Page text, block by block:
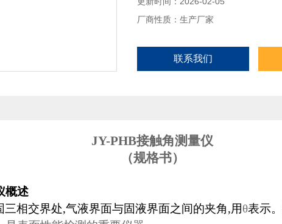
厂商性质：生产厂家
联系我们
JY-PHB接触角测量仪
（规格书）
概述
三相交界处,气液界面与固液界面之间的夹角,用θ表示。